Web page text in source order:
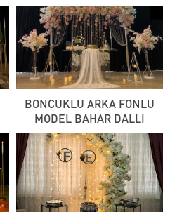
BONCUKLU ARKA FONLU
MODEL BAHAR DALLI